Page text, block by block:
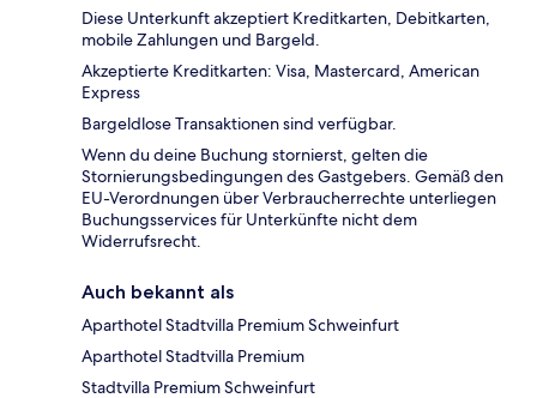
Diese Unterkunft akzeptiert Kreditkarten, Debitkarten,
mobile Zahlungen und Bargeld.
Akzeptierte Kreditkarten: Visa, Mastercard, American
Express
Bargeldlose Transaktionen sind verfügbar.
Wenn du deine Buchung stornierst, gelten die
Stornierungsbedingungen des Gastgebers. Gemäß den
EU-Verordnungen über Verbraucherrechte unterliegen
Buchungsservices für Unterkünfte nicht dem
Widerrufsrecht.
Auch bekannt als
Aparthotel Stadtvilla Premium Schweinfurt
Aparthotel Stadtvilla Premium
Stadtvilla Premium Schweinfurt